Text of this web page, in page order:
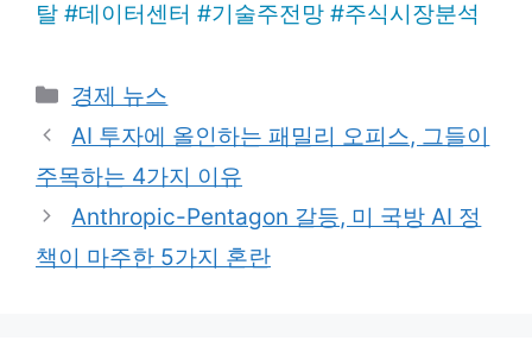
탈 #데이터센터 #기술주전망 #주식시장분석
Categories
경제 뉴스
AI 투자에 올인하는 패밀리 오피스, 그들이
주목하는 4가지 이유
Anthropic-Pentagon 갈등, 미 국방 AI 정
책이 마주한 5가지 혼란